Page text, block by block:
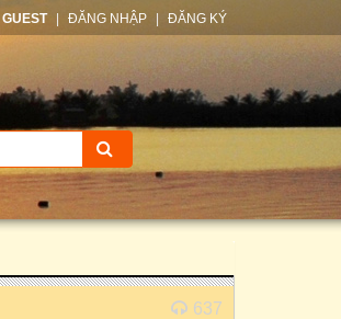
GUEST ĐĂNG NHẬP ĐĂNG KÝ
637